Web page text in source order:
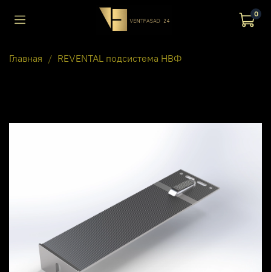
0
Главная REVENTAL подсистема НВФ